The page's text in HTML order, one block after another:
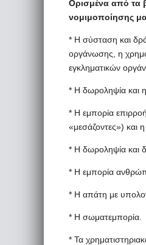
Oρισμένα από τα
νομιμοποίησης
* Η σύσταση και
οργάνωσης, η
εγκληματικών
* Η δωροληψία και
* Η εμπορία
«μεσάζοντες») και
* Η δωροληψία και
* Η εμπορία
* Η απάτη με
* Η σωματεμπορία.
* Τα